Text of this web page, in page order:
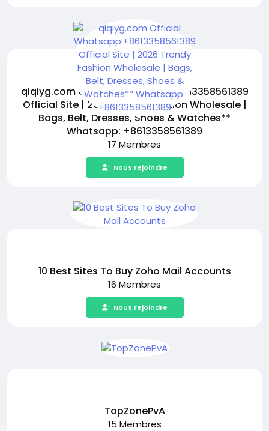
qiqiyg.com Official Whatsapp:+8613358561389
Official Site | 2026 Trendy Fashion Wholesale |
Bags, Belt, Dresses, Shoes & Watches**
Whatsapp: +8613358561389
17 Membres
Nous rejoindre
10 Best Sites To Buy Zoho Mail Accounts
16 Membres
Nous rejoindre
TopZonePvA
15 Membres